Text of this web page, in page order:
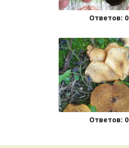
Ответов: 0
Ответов: 0